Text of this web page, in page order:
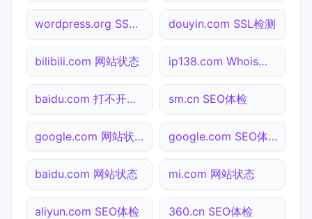
wordpress.org SSL检测 douyin.com SSL检测
bilibili.com 网站状态 ip138.com Whois查询
baidu.com 打不开检测 sm.cn SEO体检
google.com 网站状态 google.com SEO体检
baidu.com 网站状态 mi.com 网站状态
aliyun.com SEO体检 360.cn SEO体检